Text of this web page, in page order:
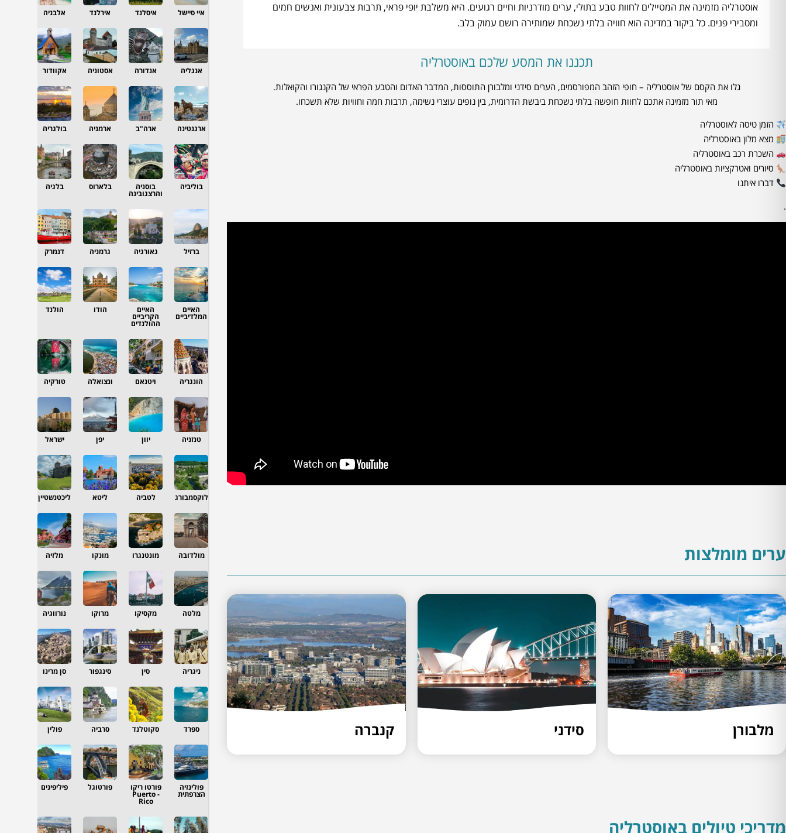
אוסטרליה מזמינה את המטיילים לחוות טבע בתולי, ערים מודרניות וחיים רגועים. היא משלבת יופי פראי, תרבות צבעונית ואנשים חמים
ומסבירי פנים. כל ביקור במדינה הוא חוויה בלתי נשכחת שמותירה רושם עמוק בלב.
תכננו את המסע שלכם באוסטרליה
גלו את הקסם של אוסטרליה – חופי הזהב המפורסמים, הערים סידני ומלבורן התוססות, המדבר האדום והטבע הפראי של הקנגורו והקואלות.
מאי תור מזמינה אתכם לחוות חופשה בלתי נשכחת ביבשת הדרומית, בין נופים עוצרי נשימה, תרבות חמה וחוויות שלא תשכחו.
הזמן טיסה לאוסטרליה
מצא מלון באוסטרליה
השכרת רכב באוסטרליה
סיורים ואטרקציות באוסטרליה
דברו איתנו
.
ערים מומלצות
מלבורן סידני קנברה
מדריכי טיולים באוסטרליה
איי סיישל איסלנד אירלנד אלבניה
אנגליה אנדורה אסטוניה אקוודור
ארגנטינה ארה"ב ארמניה בולגריה
בוליביה בוסניה
והרצגובינה
בלארוס בלגיה
ברזיל גאורגיה גרמניה דנמרק
האיים
המלדיביים
האיים
הקריביים
ההולנדים
הודו הולנד
הונגריה ויטנאם ונצואלה טורקיה
טנזניה יוון יפן ישראל
לוקסמבורג לטביה ליטא ליכטנשטיין
מולדובה מונטנגרו מונקו מלזיה
מלטה מקסיקו מרוקו נורווגיה
ניגריה סין סינגפור סן מרינו
ספרד סקוטלנד סרביה פולין
פולינזיה
הצרפתית
פורטו ריקו
- Puerto
Rico
פורטוגל פיליפינים